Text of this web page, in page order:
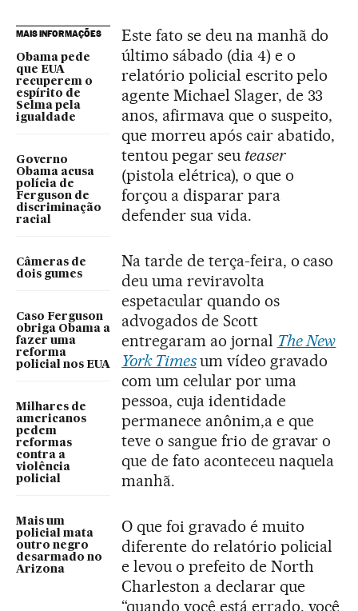
MAIS INFORMAÇÕES
Obama pede
que EUA
recuperem o
espírito de
Selma pela
igualdade
Governo
Obama acusa
polícia de
Ferguson de
discriminação
racial
Câmeras de
dois gumes
Caso Ferguson
obriga Obama a
fazer uma
reforma
policial nos EUA
Milhares de
americanos
pedem
reformas
contra a
violência
policial
Mais um
policial mata
outro negro
desarmado no
Arizona
Este fato se deu na manhã do
último sábado (dia 4) e o
relatório policial escrito pelo
agente Michael Slager, de 33
anos, afirmava que o suspeito,
que morreu após cair abatido,
tentou pegar seu teaser
(pistola elétrica), o que o
forçou a disparar para
defender sua vida.
Na tarde de terça-feira, o caso
deu uma reviravolta
espetacular quando os
advogados de Scott
entregaram ao jornal The New
York Timesum vídeo gravado
com um celular por uma
pessoa, cuja identidade
permanece anônim,a e que
teve o sangue frio de gravar o
que de fato aconteceu naquela
manhã.
O que foi gravado é muito
diferente do relatório policial
e levou o prefeito de North
Charleston a declarar que
“quando você está errado, você